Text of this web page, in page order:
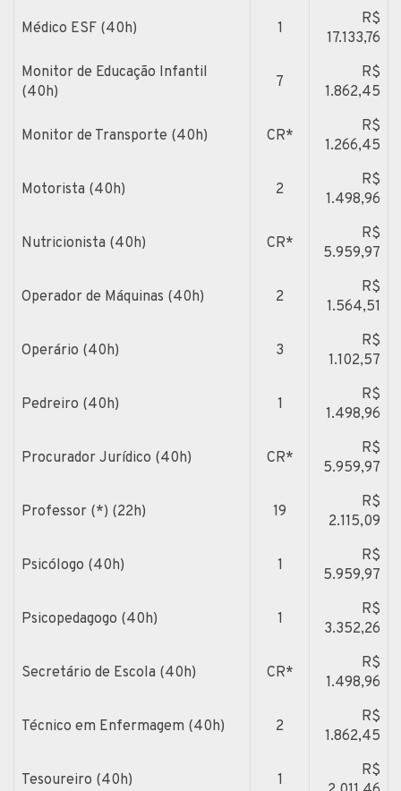
Médico ESF (40h) 1
R$
17.133,76
Monitor de Educação Infantil
(40h)
7
R$
1.862,45
Monitor de Transporte (40h) CR*
R$
1.266,45
Motorista (40h) 2
R$
1.498,96
Nutricionista (40h) CR*
R$
5.959,97
Operador de Máquinas (40h) 2
R$
1.564,51
Operário (40h) 3
R$
1.102,57
Pedreiro (40h) 1
R$
1.498,96
Procurador Jurídico (40h) CR*
R$
5.959,97
Professor (*) (22h) 19
R$
2.115,09
Psicólogo (40h) 1
R$
5.959,97
Psicopedagogo (40h) 1
R$
3.352,26
Secretário de Escola (40h) CR*
R$
1.498,96
Técnico em Enfermagem (40h) 2
R$
1.862,45
Tesoureiro (40h) 1
R$